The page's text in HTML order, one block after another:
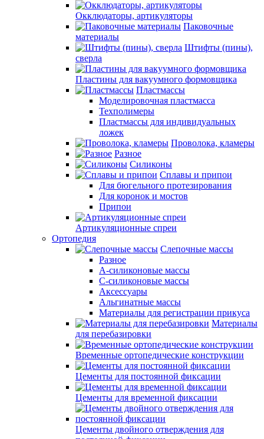
Окклюдаторы, артикуляторы
Паковочные
материалы
Штифты (пины),
сверла
Пластины для вакуумного формовщика
Пластмассы
Моделировочная пластмасса
Техполимеры
Пластмассы для индивидуальных
ложек
Проволока, кламеры
Разное
Силиконы
Сплавы и припои
Для бюгельного протезирования
Для коронок и мостов
Припои
Артикуляционные спреи
Ортопедия
Слепочные массы
Разное
А-силиконовые массы
С-силиконовые массы
Аксессуары
Альгинатные массы
Материалы для регистрации прикуса
Материалы
для перебазировки
Временные ортопедические конструкции
Цементы для постоянной фиксации
Цементы для временной фиксации
Цементы двойного отверждения для